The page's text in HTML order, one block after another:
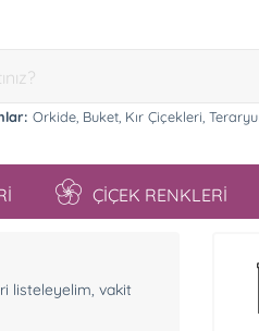
Orkide, Buket, Kır Çiçekleri,
ÇİÇEK RENKLERİ
listeleyelim, vakit